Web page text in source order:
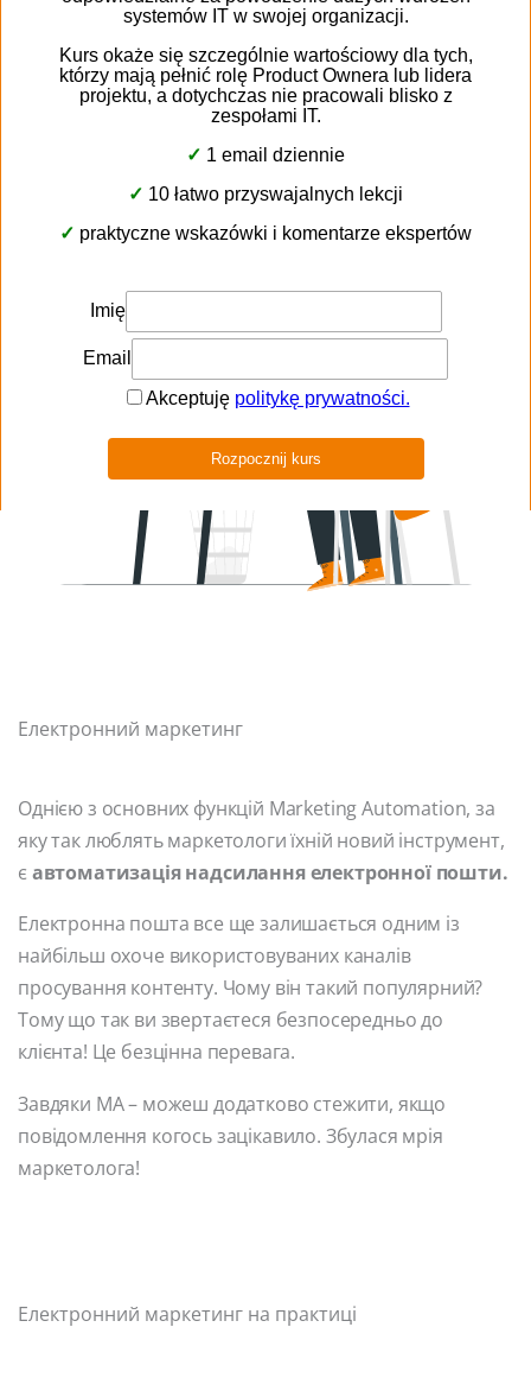
Функції програмного забезпечення автоматизації
маркетингу
Електронний маркетинг
Однією з основних функцій Marketing Automation, за
яку так люблять маркетологи їхній новий інструмент,
є автоматизація надсилання електронної пошти.
Електронна пошта все ще залишається одним із
найбільш охоче використовуваних каналів
просування контенту. Чому він такий популярний?
Тому що так ви звертаєтеся безпосередньо до
клієнта! Це безцінна перевага.
Завдяки MA – можеш додатково стежити, якщо
повідомлення когось зацікавило. Збулася мрія
маркетолога!
Електронний маркетинг на практиці